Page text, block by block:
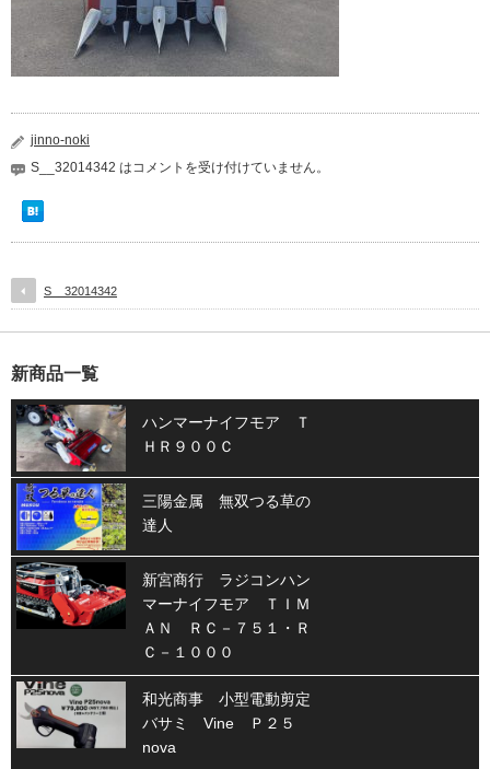
jinno-noki
S__32014342 はコメントを受け付けていません。
S__32014342
新商品一覧
ハンマーナイフモア Ｔ
ＨＲ９００Ｃ
三陽金属 無双つる草の
達人
新宮商行 ラジコンハン
マーナイフモア ＴＩＭ
ＡＮ ＲＣ－７５１・Ｒ
Ｃ－１０００
和光商事 小型電動剪定
バサミ Vine Ｐ２５
nova